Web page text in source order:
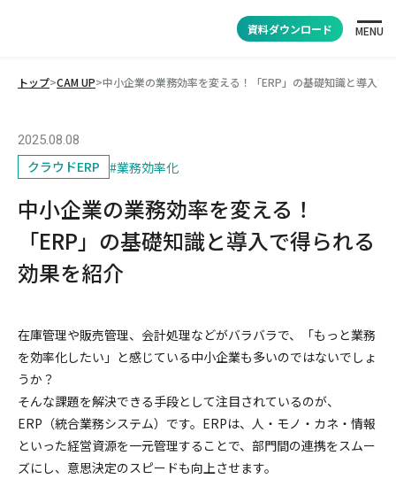
資料ダウンロード MENU
トップ>CAM UP>中小企業の業務効率を変える！「ERP」の基礎知識と導入で
2025.08.08
クラウドERP #業務効率化
中小企業の業務効率を変える！
「ERP」の基礎知識と導入で得られる
効果を紹介
在庫管理や販売管理、会計処理などがバラバラで、「もっと業務
を効率化したい」と感じている中小企業も多いのではないでしょ
うか？
そんな課題を解決できる手段として注目されているのが、
ERP（統合業務システム）です。ERPは、人・モノ・カネ・情報
といった経営資源を一元管理することで、部門間の連携をスムー
ズにし、意思決定のスピードも向上させます。